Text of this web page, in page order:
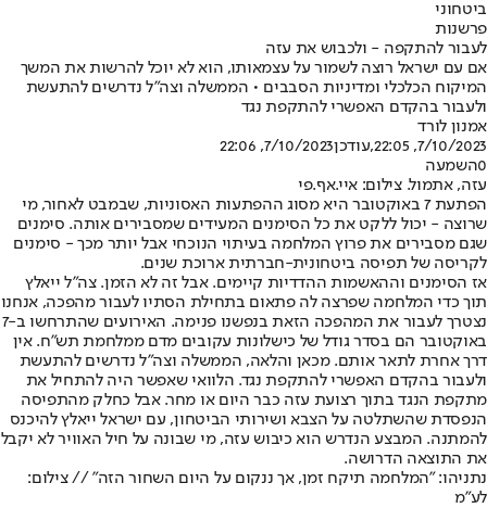
ביטחוני
פרשנות
לעבור להתקפה - ולכבוש את עזה
אם עם ישראל רוצה לשמור על עצמאותו, הוא לא יוכל להרשות את המשך
המיקוח הכלכלי ומדיניות הסבבים • הממשלה וצה"ל נדרשים להתעשת
ולעבור בהקדם האפשרי להתקפת נגד
אמנון לורד
7/10/2023, 22:05
,עודכן7/10/2023, 22:06
0השמעה
עזה, אתמול. צילום: איי.אף.פי
הפתעת 7 באוקטובר היא מסוג ההפתעות האסוניות, שבמבט לאחור, מי
שרוצה - יכול ללקט את כל הסימנים המעידים שמסבירים אותה. סימנים
שגם מסבירים את פרוץ המלחמה בעיתוי הנוכחי אבל יותר מכך - סימנים
לקריסה של תפיסה ביטחונית-חברתית ארוכת שנים.
אז הסימנים וההאשמות ההדדיות קיימים. אבל זה לא הזמן. צה"ל ייאלץ
תוך כדי המלחמה שפרצה לה פתאום בתחילת הסתיו לעבור מהפכה, אנחנו
נצטרך לעבור את המהפכה הזאת בנפשנו פנימה. האירועים שהתרחשו ב-7
באוקטובר הם בסדר גודל של כישלונות עקובים מדם ממלחמת תש"ח. אין
דרך אחרת לתאר אותם. מכאן והלאה, הממשלה וצה"ל נדרשים להתעשת
ולעבור בהקדם האפשרי להתקפת נגד. הלוואי שאפשר היה להתחיל את
מתקפת הנגד בתוך רצועת עזה כבר היום או מחר. אבל כחלק מהתפיסה
הנפסדת שהשתלטה על הצבא ושירותי הביטחון, עם ישראל ייאלץ להיכנס
להמתנה. המבצע הנדרש הוא כיבוש עזה, מי שבונה על חיל האוויר לא יקבל
את התוצאה הדרושה.
נתניהו: "המלחמה תיקח זמן, אך ננקום על היום השחור הזה" // צילום:
לע"מ